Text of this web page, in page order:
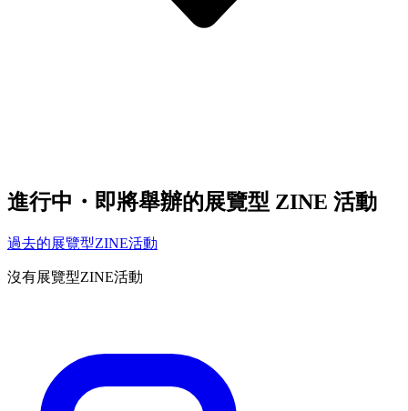
進行中・即將舉辦的展覽型 ZINE 活動
過去的展覽型ZINE活動
沒有展覽型ZINE活動